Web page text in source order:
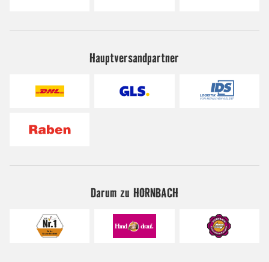
Hauptversandpartner
Darum zu HORNBACH